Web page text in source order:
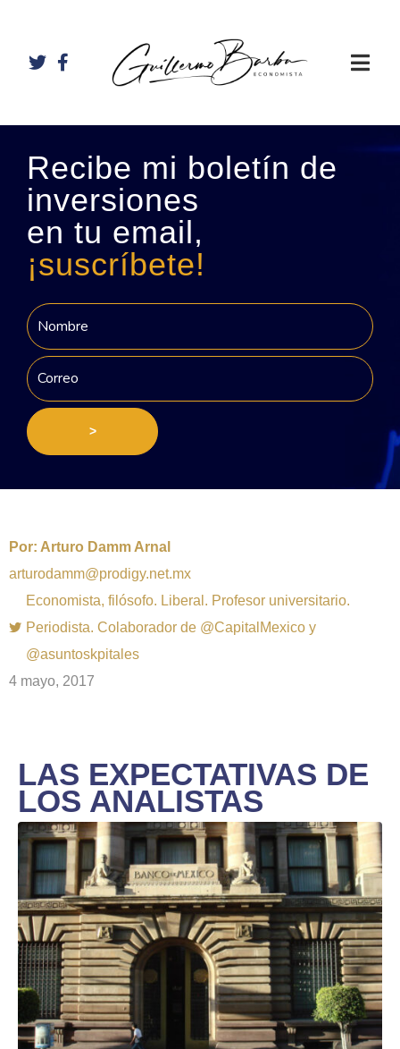
Recibe mi boletín de
inversiones
en tu email,
¡suscríbete!
>
Por: Arturo Damm Arnal
arturodamm@prodigy.net.mx
Economista, filósofo. Liberal. Profesor universitario.
Periodista. Colaborador de @CapitalMexico y
@asuntoskpitales
4 mayo, 2017
LAS EXPECTATIVAS DE
LOS ANALISTAS